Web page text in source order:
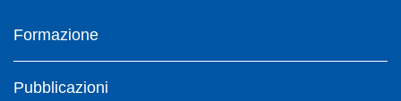
Formazione
Pubblicazioni